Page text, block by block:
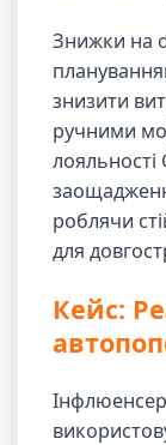
Знижки на
знизити
ручними
роблячи
для
Кейс: